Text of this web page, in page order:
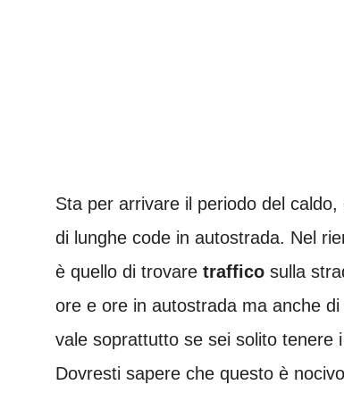
Sta per arrivare il periodo del
di lunghe code in autostrada. Nel
è quello di trovare traffico sulla
ore e ore in autostrada ma anche di
vale soprattutto se sei solito tenere i
Dovresti sapere che questo è